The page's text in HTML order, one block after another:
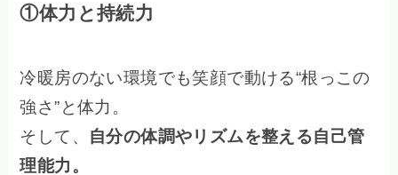
①体力と持続力
冷暖房のない環境でも笑顔で動ける“根っこの
強さ”と体力。
そして、 自分の体調やリズムを整える自己管
理能力。